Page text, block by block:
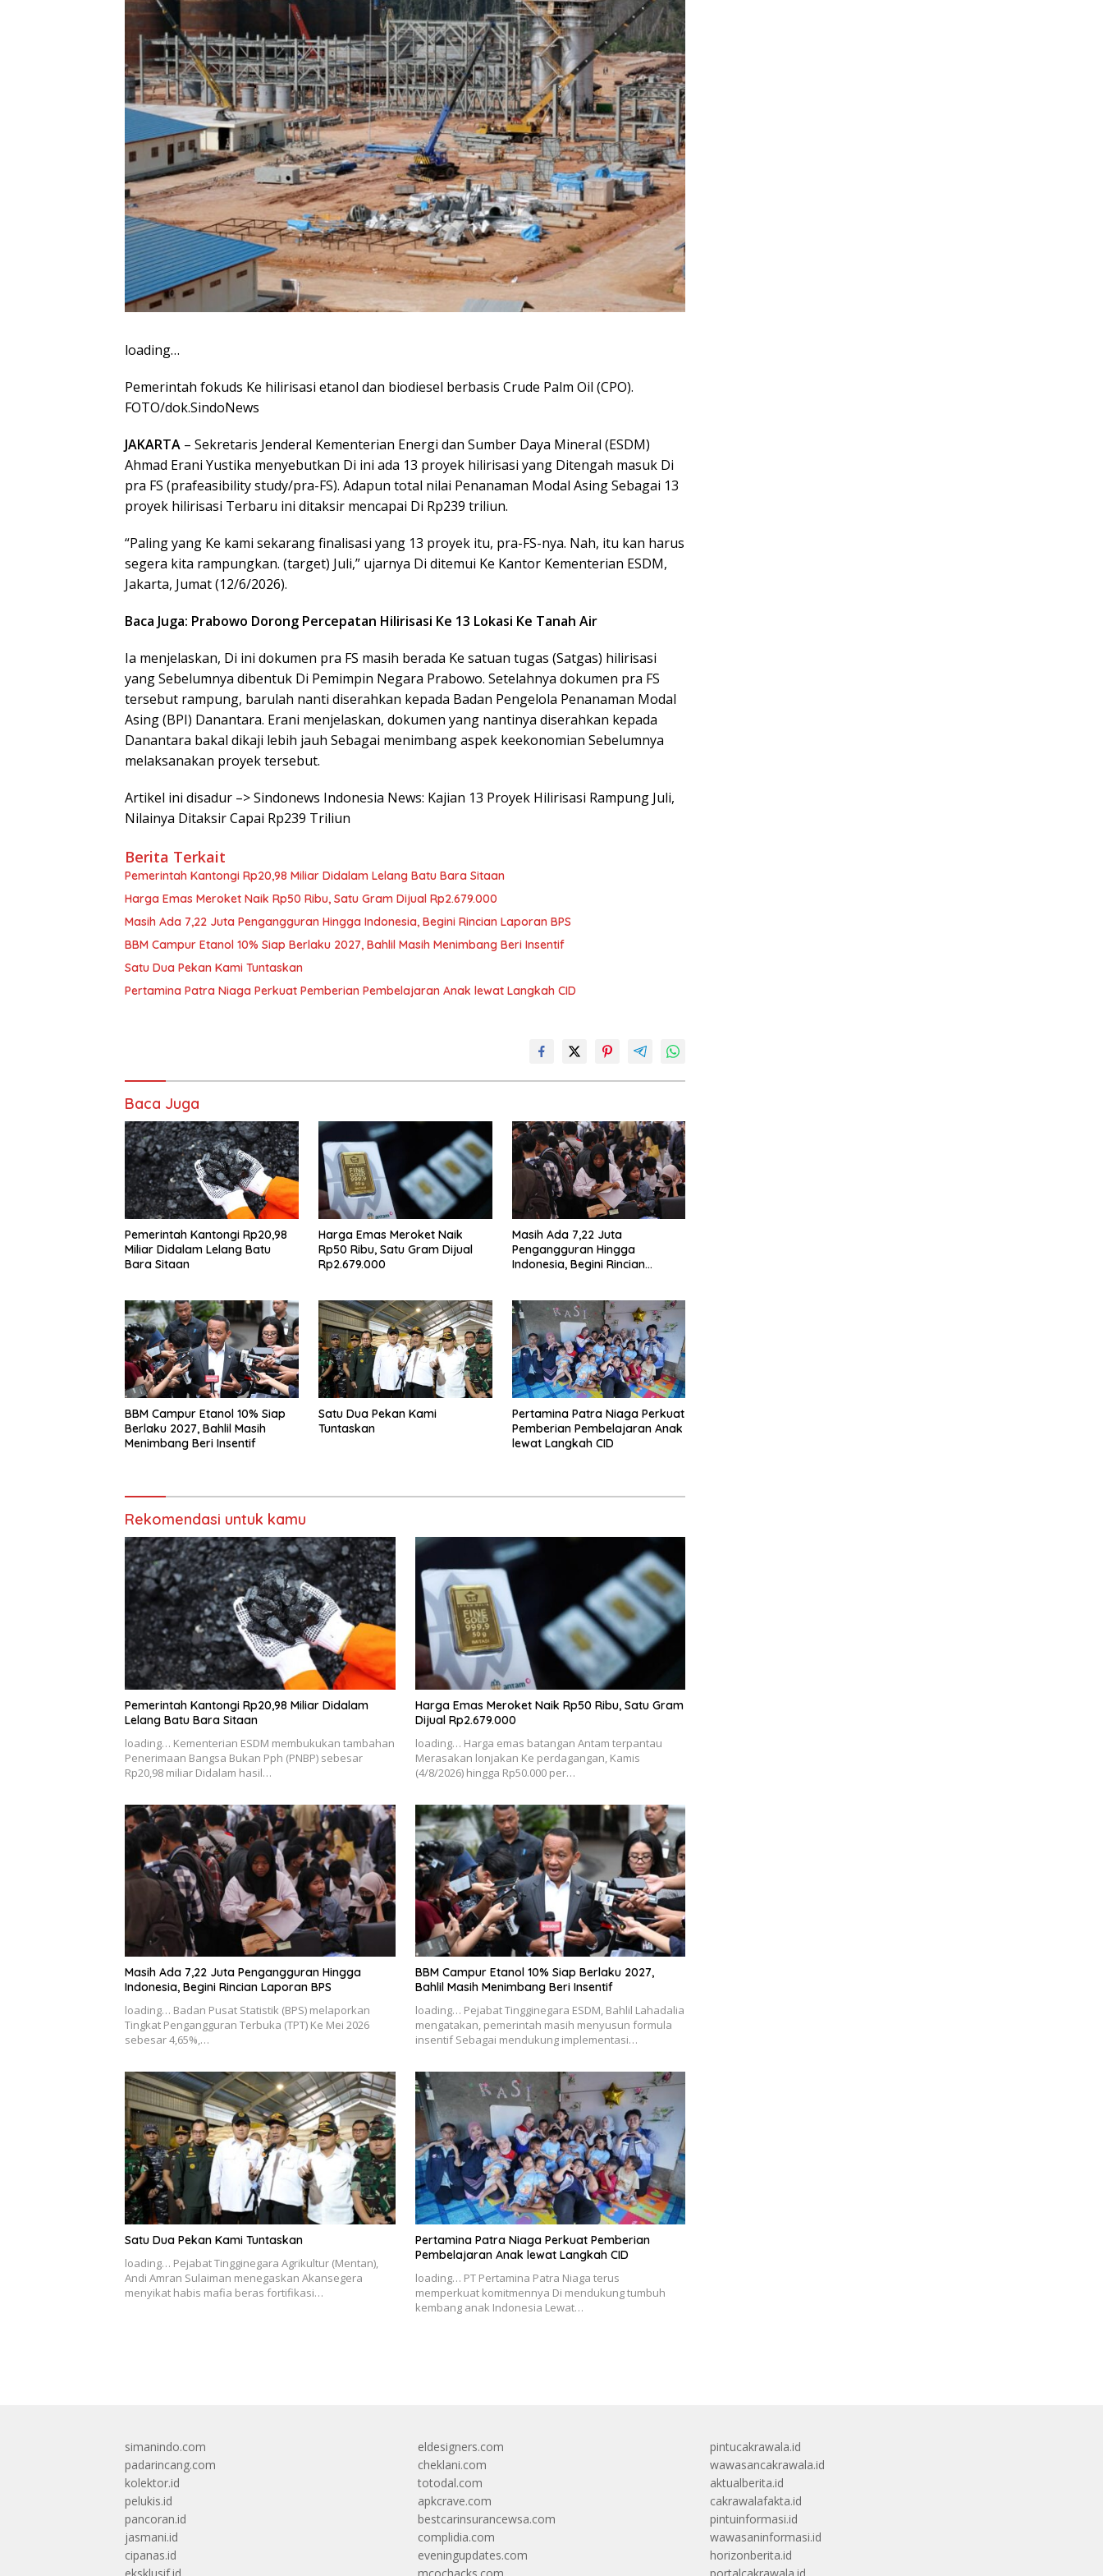
loading…
Pemerintah fokuds Ke hilirisasi etanol dan biodiesel berbasis Crude Palm Oil (CPO).
FOTO/dok.SindoNews
JAKARTA – Sekretaris Jenderal Kementerian Energi dan Sumber Daya Mineral (ESDM)
Ahmad Erani Yustika menyebutkan Di ini ada 13 proyek hilirisasi yang Ditengah masuk Di
pra FS (prafeasibility study/pra-FS). Adapun total nilai Penanaman Modal Asing Sebagai 13
proyek hilirisasi Terbaru ini ditaksir mencapai Di Rp239 triliun.
“Paling yang Ke kami sekarang finalisasi yang 13 proyek itu, pra-FS-nya. Nah, itu kan harus
segera kita rampungkan. (target) Juli,” ujarnya Di ditemui Ke Kantor Kementerian ESDM,
Jakarta, Jumat (12/6/2026).
Baca Juga: Prabowo Dorong Percepatan Hilirisasi Ke 13 Lokasi Ke Tanah Air
Ia menjelaskan, Di ini dokumen pra FS masih berada Ke satuan tugas (Satgas) hilirisasi
yang Sebelumnya dibentuk Di Pemimpin Negara Prabowo. Setelahnya dokumen pra FS
tersebut rampung, barulah nanti diserahkan kepada Badan Pengelola Penanaman Modal
Asing (BPI) Danantara. Erani menjelaskan, dokumen yang nantinya diserahkan kepada
Danantara bakal dikaji lebih jauh Sebagai menimbang aspek keekonomian Sebelumnya
melaksanakan proyek tersebut.
Artikel ini disadur –> Sindonews Indonesia News: Kajian 13 Proyek Hilirisasi Rampung Juli,
Nilainya Ditaksir Capai Rp239 Triliun
Berita Terkait
Pemerintah Kantongi Rp20,98 Miliar Didalam Lelang Batu Bara Sitaan
Harga Emas Meroket Naik Rp50 Ribu, Satu Gram Dijual Rp2.679.000
Masih Ada 7,22 Juta Pengangguran Hingga Indonesia, Begini Rincian Laporan BPS
BBM Campur Etanol 10% Siap Berlaku 2027, Bahlil Masih Menimbang Beri Insentif
Satu Dua Pekan Kami Tuntaskan
Pertamina Patra Niaga Perkuat Pemberian Pembelajaran Anak lewat Langkah CID
Baca Juga
Pemerintah Kantongi Rp20,98
Miliar Didalam Lelang Batu
Bara Sitaan
Harga Emas Meroket Naik
Rp50 Ribu, Satu Gram Dijual
Rp2.679.000
Masih Ada 7,22 Juta
Pengangguran Hingga
Indonesia, Begini Rincian
BBM Campur Etanol 10% Siap
Berlaku 2027, Bahlil Masih
Menimbang Beri Insentif
Satu Dua Pekan Kami
Tuntaskan
Pertamina Patra Niaga Perkuat
Pemberian Pembelajaran Anak
lewat Langkah CID
Rekomendasi untuk kamu
Pemerintah Kantongi Rp20,98 Miliar Didalam
Lelang Batu Bara Sitaan
loading… Kementerian ESDM membukukan tambahan
Penerimaan Bangsa Bukan Pph (PNBP) sebesar
Rp20,98 miliar Didalam hasil…
Harga Emas Meroket Naik Rp50 Ribu, Satu Gram
Dijual Rp2.679.000
loading… Harga emas batangan Antam terpantau
Merasakan lonjakan Ke perdagangan, Kamis
(4/8/2026) hingga Rp50.000 per…
Masih Ada 7,22 Juta Pengangguran Hingga
Indonesia, Begini Rincian Laporan BPS
loading… Badan Pusat Statistik (BPS) melaporkan
Tingkat Pengangguran Terbuka (TPT) Ke Mei 2026
sebesar 4,65%,…
BBM Campur Etanol 10% Siap Berlaku 2027,
Bahlil Masih Menimbang Beri Insentif
loading… Pejabat Tingginegara ESDM, Bahlil Lahadalia
mengatakan, pemerintah masih menyusun formula
insentif Sebagai mendukung implementasi…
Satu Dua Pekan Kami Tuntaskan
loading… Pejabat Tingginegara Agrikultur (Mentan),
Andi Amran Sulaiman menegaskan Akansegera
menyikat habis mafia beras fortifikasi…
Pertamina Patra Niaga Perkuat Pemberian
Pembelajaran Anak lewat Langkah CID
loading… PT Pertamina Patra Niaga terus
memperkuat komitmennya Di mendukung tumbuh
kembang anak Indonesia Lewat…
simanindo.com
padarincang.com
kolektor.id
pelukis.id
pancoran.id
jasmani.id
cipanas.id
eldesigners.com
cheklani.com
totodal.com
apkcrave.com
bestcarinsurancewsa.com
complidia.com
eveningupdates.com
pintucakrawala.id
wawasancakrawala.id
aktualberita.id
cakrawalafakta.id
pintuinformasi.id
wawasaninformasi.id
horizonberita.id